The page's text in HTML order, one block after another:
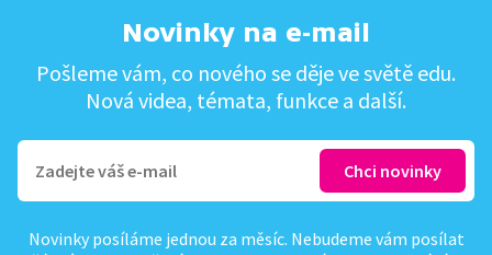
Novinky na e-mail
Pošleme vám, co nového se děje ve světě edu.
Nová videa, témata, funkce a další.
Novinky posíláme jednou za měsíc. Nebudeme vám posílat